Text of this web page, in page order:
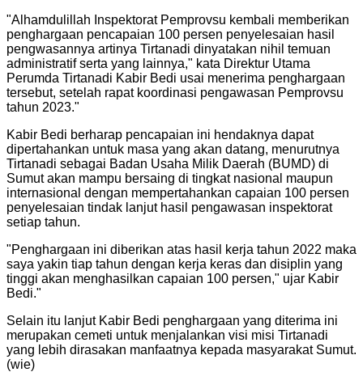
"Alhamdulillah Inspektorat Pemprovsu kembali memberikan
penghargaan pencapaian 100 persen penyelesaian hasil
pengwasannya artinya Tirtanadi dinyatakan nihil temuan
administratif serta yang lainnya," kata Direktur Utama
Perumda Tirtanadi Kabir Bedi usai menerima penghargaan
tersebut, setelah rapat koordinasi pengawasan Pemprovsu
tahun 2023."
Kabir Bedi berharap pencapaian ini hendaknya dapat
dipertahankan untuk masa yang akan datang, menurutnya
Tirtanadi sebagai Badan Usaha Milik Daerah (BUMD) di
Sumut akan mampu bersaing di tingkat nasional maupun
internasional dengan mempertahankan capaian 100 persen
penyelesaian tindak lanjut hasil pengawasan inspektorat
setiap tahun.
"Penghargaan ini diberikan atas hasil kerja tahun 2022 maka
saya yakin tiap tahun dengan kerja keras dan disiplin yang
tinggi akan menghasilkan capaian 100 persen," ujar Kabir
Bedi."
Selain itu lanjut Kabir Bedi penghargaan yang diterima ini
merupakan cemeti untuk menjalankan visi misi Tirtanadi
yang lebih dirasakan manfaatnya kepada masyarakat Sumut.
(wie)